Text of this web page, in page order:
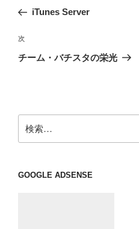
ナ
ビ
ゲ
ン
の
稿
iTunes Server
次
の
次
チーム・バチスタの栄光
索:
GOOGLE ADSENSE